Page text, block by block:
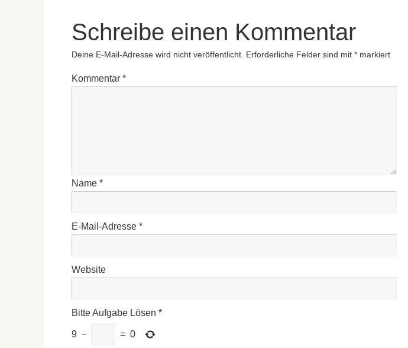
Schreibe einen Kommentar
Deine E-Mail-Adresse wird nicht veröffentlicht. Erforderliche Felder sind mit * markiert
Kommentar *
Name *
E-Mail-Adresse *
Website
Bitte Aufgabe Lösen *
9 − = 0